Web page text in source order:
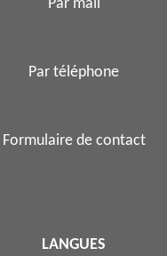
Par mail
Par téléphone
Formulaire de contact
LANGUES